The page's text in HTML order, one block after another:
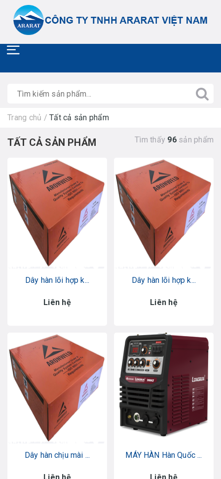
Trang chủ / Tất cả sản phẩm
TẤT CẢ SẢN PHẨM Tìm thấy 96sản phẩm
Dây hàn lõi hợp k...
Liên hệ
Dây hàn lõi hợp k...
Liên hệ
Dây hàn chịu mài ...
Liên hệ
MÁY HÀN Hàn Quốc ...
Liên hệ